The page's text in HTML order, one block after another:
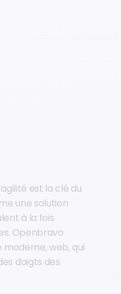
est la clé du
une solution
à la fois
Openbravo
web, qui
doigts des